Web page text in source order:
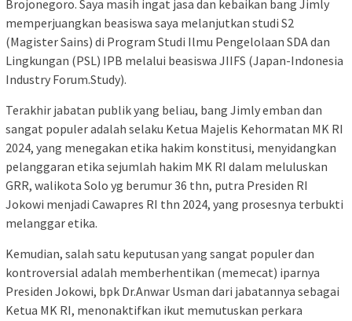
Brojonegoro. Saya masih ingat jasa dan kebaikan bang Jimly
memperjuangkan beasiswa saya melanjutkan studi S2
(Magister Sains) di Program Studi Ilmu Pengelolaan SDA dan
Lingkungan (PSL) IPB melalui beasiswa JIIFS (Japan-Indonesia
Industry Forum.Study).
Terakhir jabatan publik yang beliau, bang Jimly emban dan
sangat populer adalah selaku Ketua Majelis Kehormatan MK RI
2024, yang menegakan etika hakim konstitusi, menyidangkan
pelanggaran etika sejumlah hakim MK RI dalam meluluskan
GRR, walikota Solo yg berumur 36 thn, putra Presiden RI
Jokowi menjadi Cawapres RI thn 2024, yang prosesnya terbukti
melanggar etika.
Kemudian, salah satu keputusan yang sangat populer dan
kontroversial adalah memberhentikan (memecat) iparnya
Presiden Jokowi, bpk Dr.Anwar Usman dari jabatannya sebagai
Ketua MK RI, menonaktifkan ikut memutuskan perkara